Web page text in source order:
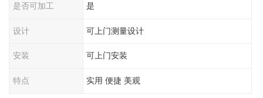
是否可加工 是
设计 可上门测量设计
安装 可上门安装
特点 实用 便捷 美观